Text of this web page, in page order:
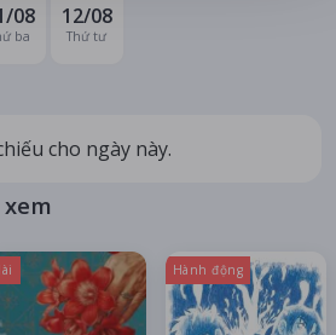
08
ba
12/08
Thứ tư
cho ngày này.
Hành động